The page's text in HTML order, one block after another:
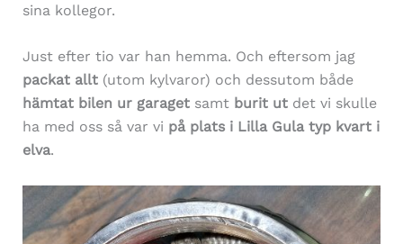
sina kollegor.
Just efter tio var han hemma. Och eftersom jag
packat allt(utom kylvaror) och dessutom både
hämtat bilen ur garagetsamt burit ut det vi skulle
ha med oss så var vi på plats i Lilla Gula typ kvart i
elva.